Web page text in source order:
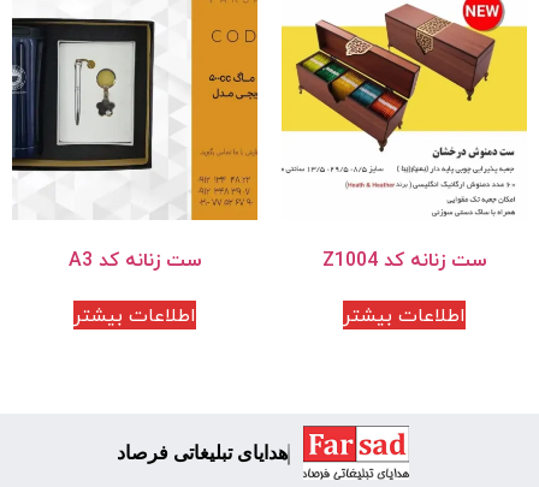
ست زنانه کد Z1004
اطلاعات بیشتر
ست زنانه کد A3
اطلاعات بیشتر
هدایای تبلیغاتی فرصاد